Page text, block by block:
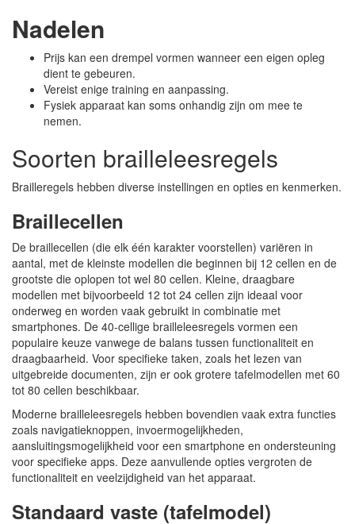
Nadelen
Prijs kan een drempel vormen wanneer een eigen opleg
dient te gebeuren.
Vereist enige training en aanpassing.
Fysiek apparaat kan soms onhandig zijn om mee te
nemen.
Soorten brailleleesregels
Brailleregels hebben diverse instellingen en opties en kenmerken.
Braillecellen
De braillecellen (die elk één karakter voorstellen) variëren in
aantal, met de kleinste modellen die beginnen bij 12 cellen en de
grootste die oplopen tot wel 80 cellen. Kleine, draagbare
modellen met bijvoorbeeld 12 tot 24 cellen zijn ideaal voor
onderweg en worden vaak gebruikt in combinatie met
smartphones. De 40-cellige brailleleesregels vormen een
populaire keuze vanwege de balans tussen functionaliteit en
draagbaarheid. Voor specifieke taken, zoals het lezen van
uitgebreide documenten, zijn er ook grotere tafelmodellen met 60
tot 80 cellen beschikbaar.
Moderne brailleleesregels hebben bovendien vaak extra functies
zoals navigatieknoppen, invoermogelijkheden,
aansluitingsmogelijkheid voor een smartphone en ondersteuning
voor specifieke apps. Deze aanvullende opties vergroten de
functionaliteit en veelzijdigheid van het apparaat.
Standaard vaste (tafelmodel)